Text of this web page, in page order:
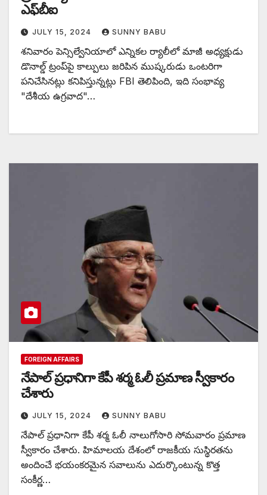
ఎఫ్‌బీఐ
JULY 15, 2024 SUNNY BABU
శనివారం పెన్సిల్వేనియాలో ఎన్నికల ర్యాలీలో మాజీ అధ్యక్షుడు
డొనాల్డ్ ట్రంప్‌పై కాల్పులు జరిపిన ముష్కరుడు ఒంటరిగా
పనిచేసినట్లు కనిపిస్తున్నట్లు FBI తెలిపింది, ఇది సంభావ్య
"దేశీయ ఉగ్రవాద"…
FOREIGN AFFAIRS
నేపాల్ ప్రధానిగా కేపీ శర్మ ఓలీ ప్రమాణ స్వీకారం
చేశారు
JULY 15, 2024 SUNNY BABU
నేపాల్ ప్రధానిగా కేపీ శర్మ ఓలీ నాలుగోసారి సోమవారం ప్రమాణ
స్వీకారం చేశారు. హిమాలయ దేశంలో రాజకీయ సుస్థిరతను
అందించే భయంకరమైన సవాలును ఎదుర్కొంటున్న కొత్త
సంకీర్ణ…